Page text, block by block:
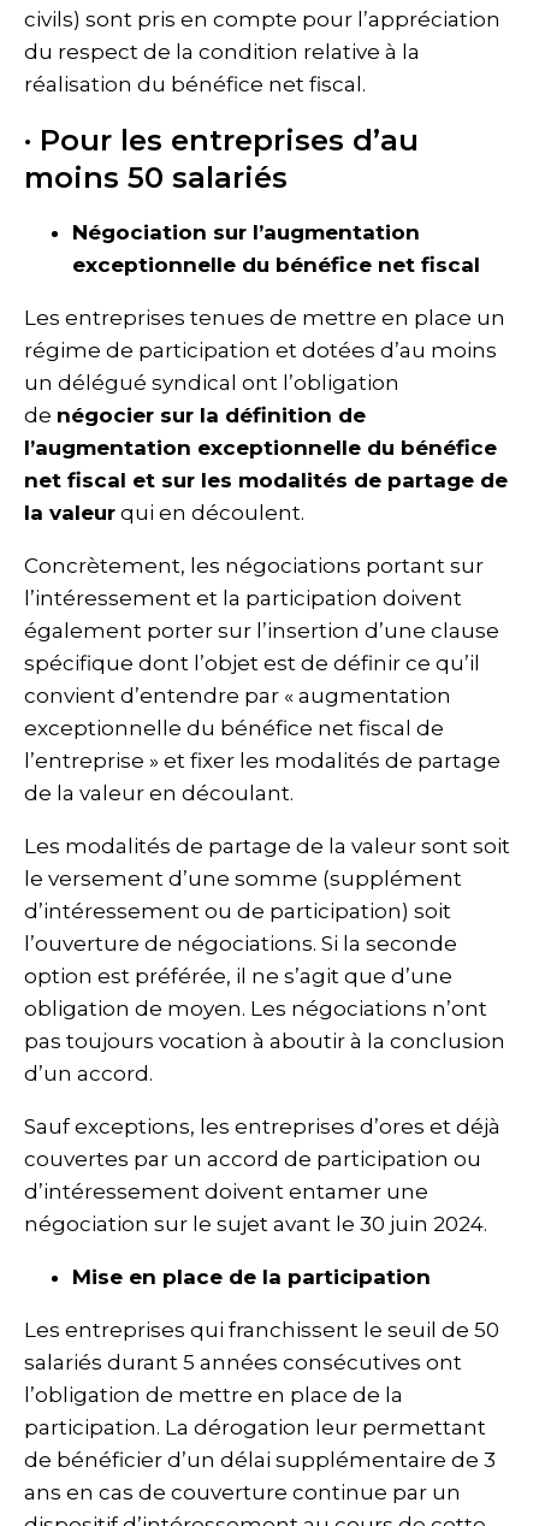
civils) sont pris en compte pour l’appréciation
du respect de la condition relative à la
réalisation du bénéfice net fiscal.
· Pour les entreprises d’au
moins 50 salariés
Négociation sur l’augmentation
exceptionnelle du bénéfice net fiscal
Les entreprises tenues de mettre en place un
régime de participation et dotées d’au moins
un délégué syndical ont l’obligation
de négocier sur la définition de
l’augmentation exceptionnelle du bénéfice
net fiscal et sur les modalités de partage de
la valeur qui en découlent.
Concrètement, les négociations portant sur
l’intéressement et la participation doivent
également porter sur l’insertion d’une clause
spécifique dont l’objet est de définir ce qu’il
convient d’entendre par « augmentation
exceptionnelle du bénéfice net fiscal de
l’entreprise » et fixer les modalités de partage
de la valeur en découlant.
Les modalités de partage de la valeur sont soit
le versement d’une somme (supplément
d’intéressement ou de participation) soit
l’ouverture de négociations. Si la seconde
option est préférée, il ne s’agit que d’une
obligation de moyen. Les négociations n’ont
pas toujours vocation à aboutir à la conclusion
d’un accord.
Sauf exceptions, les entreprises d’ores et déjà
couvertes par un accord de participation ou
d’intéressement doivent entamer une
négociation sur le sujet avant le 30 juin 2024.
Mise en place de la participation
Les entreprises qui franchissent le seuil de 50
salariés durant 5 années consécutives ont
l’obligation de mettre en place de la
participation. La dérogation leur permettant
de bénéficier d’un délai supplémentaire de 3
ans en cas de couverture continue par un